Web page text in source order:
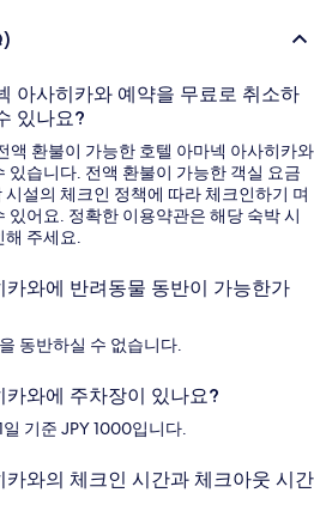
아사히카와 예약을 무료로 취소하
있나요?
액 환불이 가능한 호텔 아마넥 아사히카와
있습니다. 전액 환불이 가능한 객실 요금
설의 체크인 정책에 따라 체크인하기 며
있어요. 정확한 이용약관은 해당 숙박 시
해 주세요.
카와에 반려동물 동반이 가능한가
동반하실 수 없습니다.
카와에 주차장이 있나요?
기준 JPY 1000입니다.
카와의 체크인 시간과 체크아웃 시간